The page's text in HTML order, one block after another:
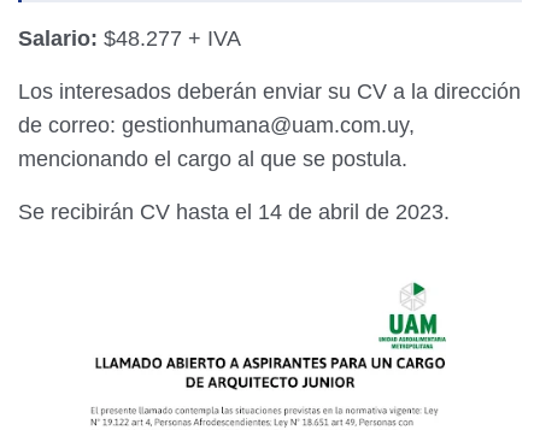
Salario: $48.277 + IVA
Los interesados deberán enviar su CV a la dirección
de correo: gestionhumana@uam.com.uy,
mencionando el cargo al que se postula.
Se recibirán CV hasta el 14 de abril de 2023.